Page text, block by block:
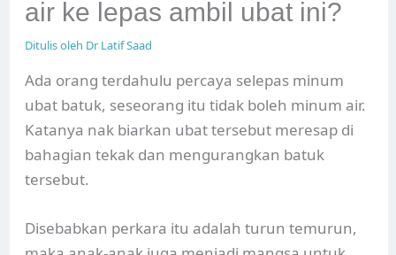
air ke lepas ambil ubat ini?
Ditulis oleh Dr Latif Saad
Ada orang terdahulu percaya selepas minum
ubat batuk, seseorang itu tidak boleh minum air.
Katanya nak biarkan ubat tersebut meresap di
bahagian tekak dan mengurangkan batuk
tersebut.
Disebabkan perkara itu adalah turun temurun,